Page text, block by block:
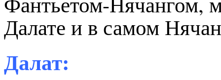
Далате и в самом
Далат: